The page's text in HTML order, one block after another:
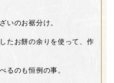
いのお裾分け。
たお餅の余りを使って、作
るのも恒例の事。